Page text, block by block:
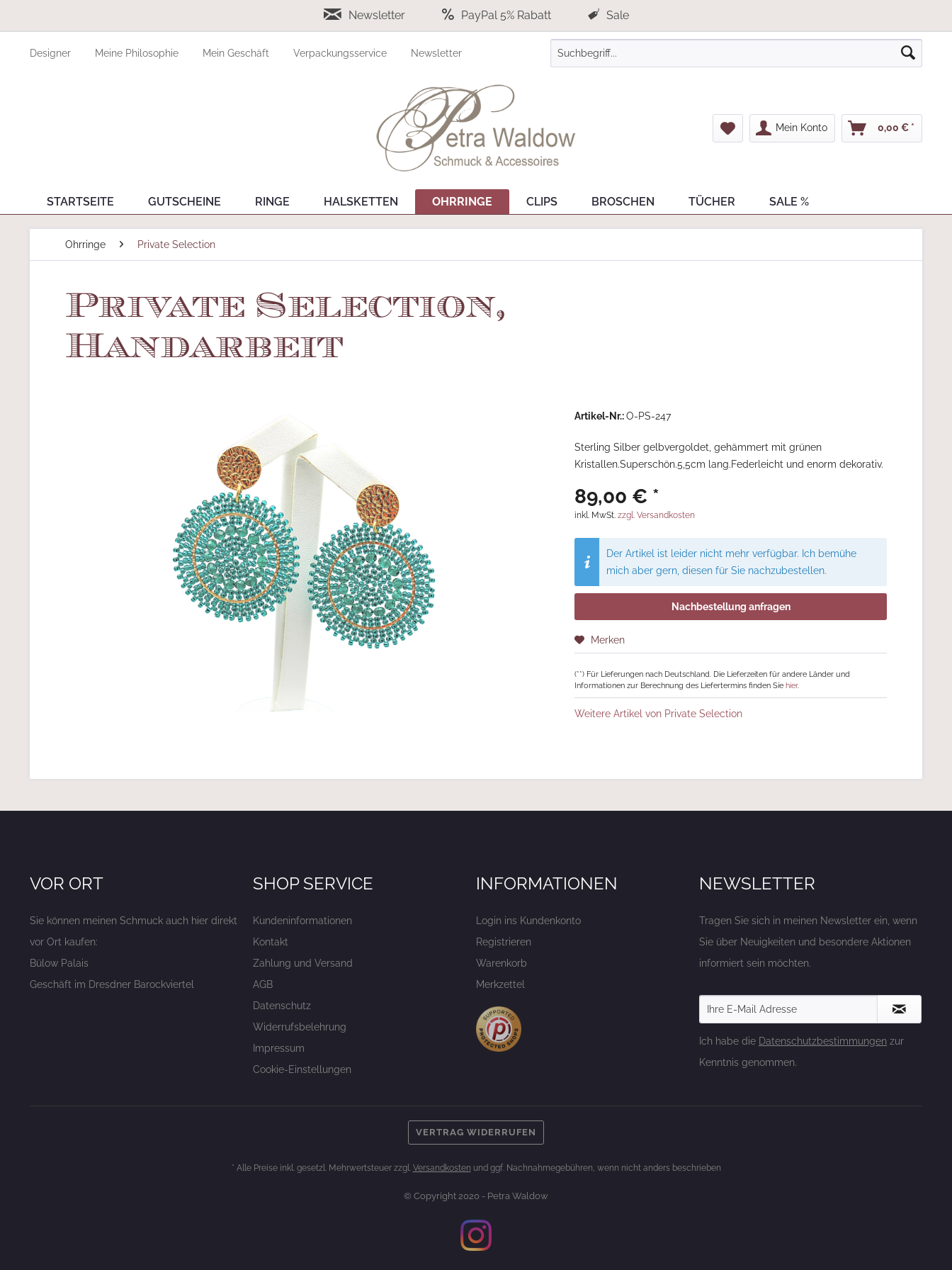
Newsletter PayPal 5% Rabatt Sale
Designer Meine Philosophie Mein Geschäft Verpackungsservice Newsletter
Mein Konto 0,00 € *
STARTSEITE GUTSCHEINE RINGE HALSKETTEN OHRRINGE CLIPS BROSCHEN TÜCHER SALE %
Ohrringe Private Selection
Private Selection,
Handarbeit
Artikel-Nr.:O-PS-247
Sterling Silber gelbvergoldet, gehämmert mit grünen
Kristallen.Superschön.5,5cm lang.Federleicht und enorm dekorativ.
89,00 € *
inkl. MwSt.zzgl. Versandkosten
Der Artikel ist leider nicht mehr verfügbar. Ich bemühe
mich aber gern, diesen für Sie nachzubestellen.
Nachbestellung anfragen
Merken
(**) Für Lieferungen nach Deutschland. Die Lieferzeiten für andere Länder und
Informationen zur Berechnung des Liefertermins finden Siehier.
Weitere Artikel von Private Selection
VOR ORT
Sie können meinen Schmuck auch hier direkt
vor Ort kaufen:
Bülow Palais
Geschäft im Dresdner Barockviertel
SHOP SERVICE
Kundeninformationen
Kontakt
Zahlung und Versand
AGB
Datenschutz
Widerrufsbelehrung
Impressum
Cookie-Einstellungen
INFORMATIONEN
Login ins Kundenkonto
Registrieren
Warenkorb
Merkzettel
NEWSLETTER
Tragen Sie sich in meinen Newsletter ein, wenn
Sie über Neuigkeiten und besondere Aktionen
informiert sein möchten.
Ich habe die Datenschutzbestimmungen zur
Kenntnis genommen.
VERTRAG WIDERRUFEN
* Alle Preise inkl. gesetzl. Mehrwertsteuer zzgl. Versandkosten und ggf. Nachnahmegebühren, wenn nicht anders beschrieben
© Copyright 2020 - Petra Waldow